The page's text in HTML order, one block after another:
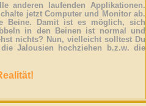
anderen laufenden Applikationen.
jetzt Computer und Monitor ab.
Beine. Damit ist es möglich, sich
in den Beinen ist normal und
nichts? Nun, vielleicht solltest Du
Jalousien hochziehen b.z.w. die